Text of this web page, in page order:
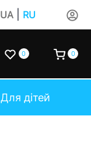
UA| RU
0 0
Для дітей